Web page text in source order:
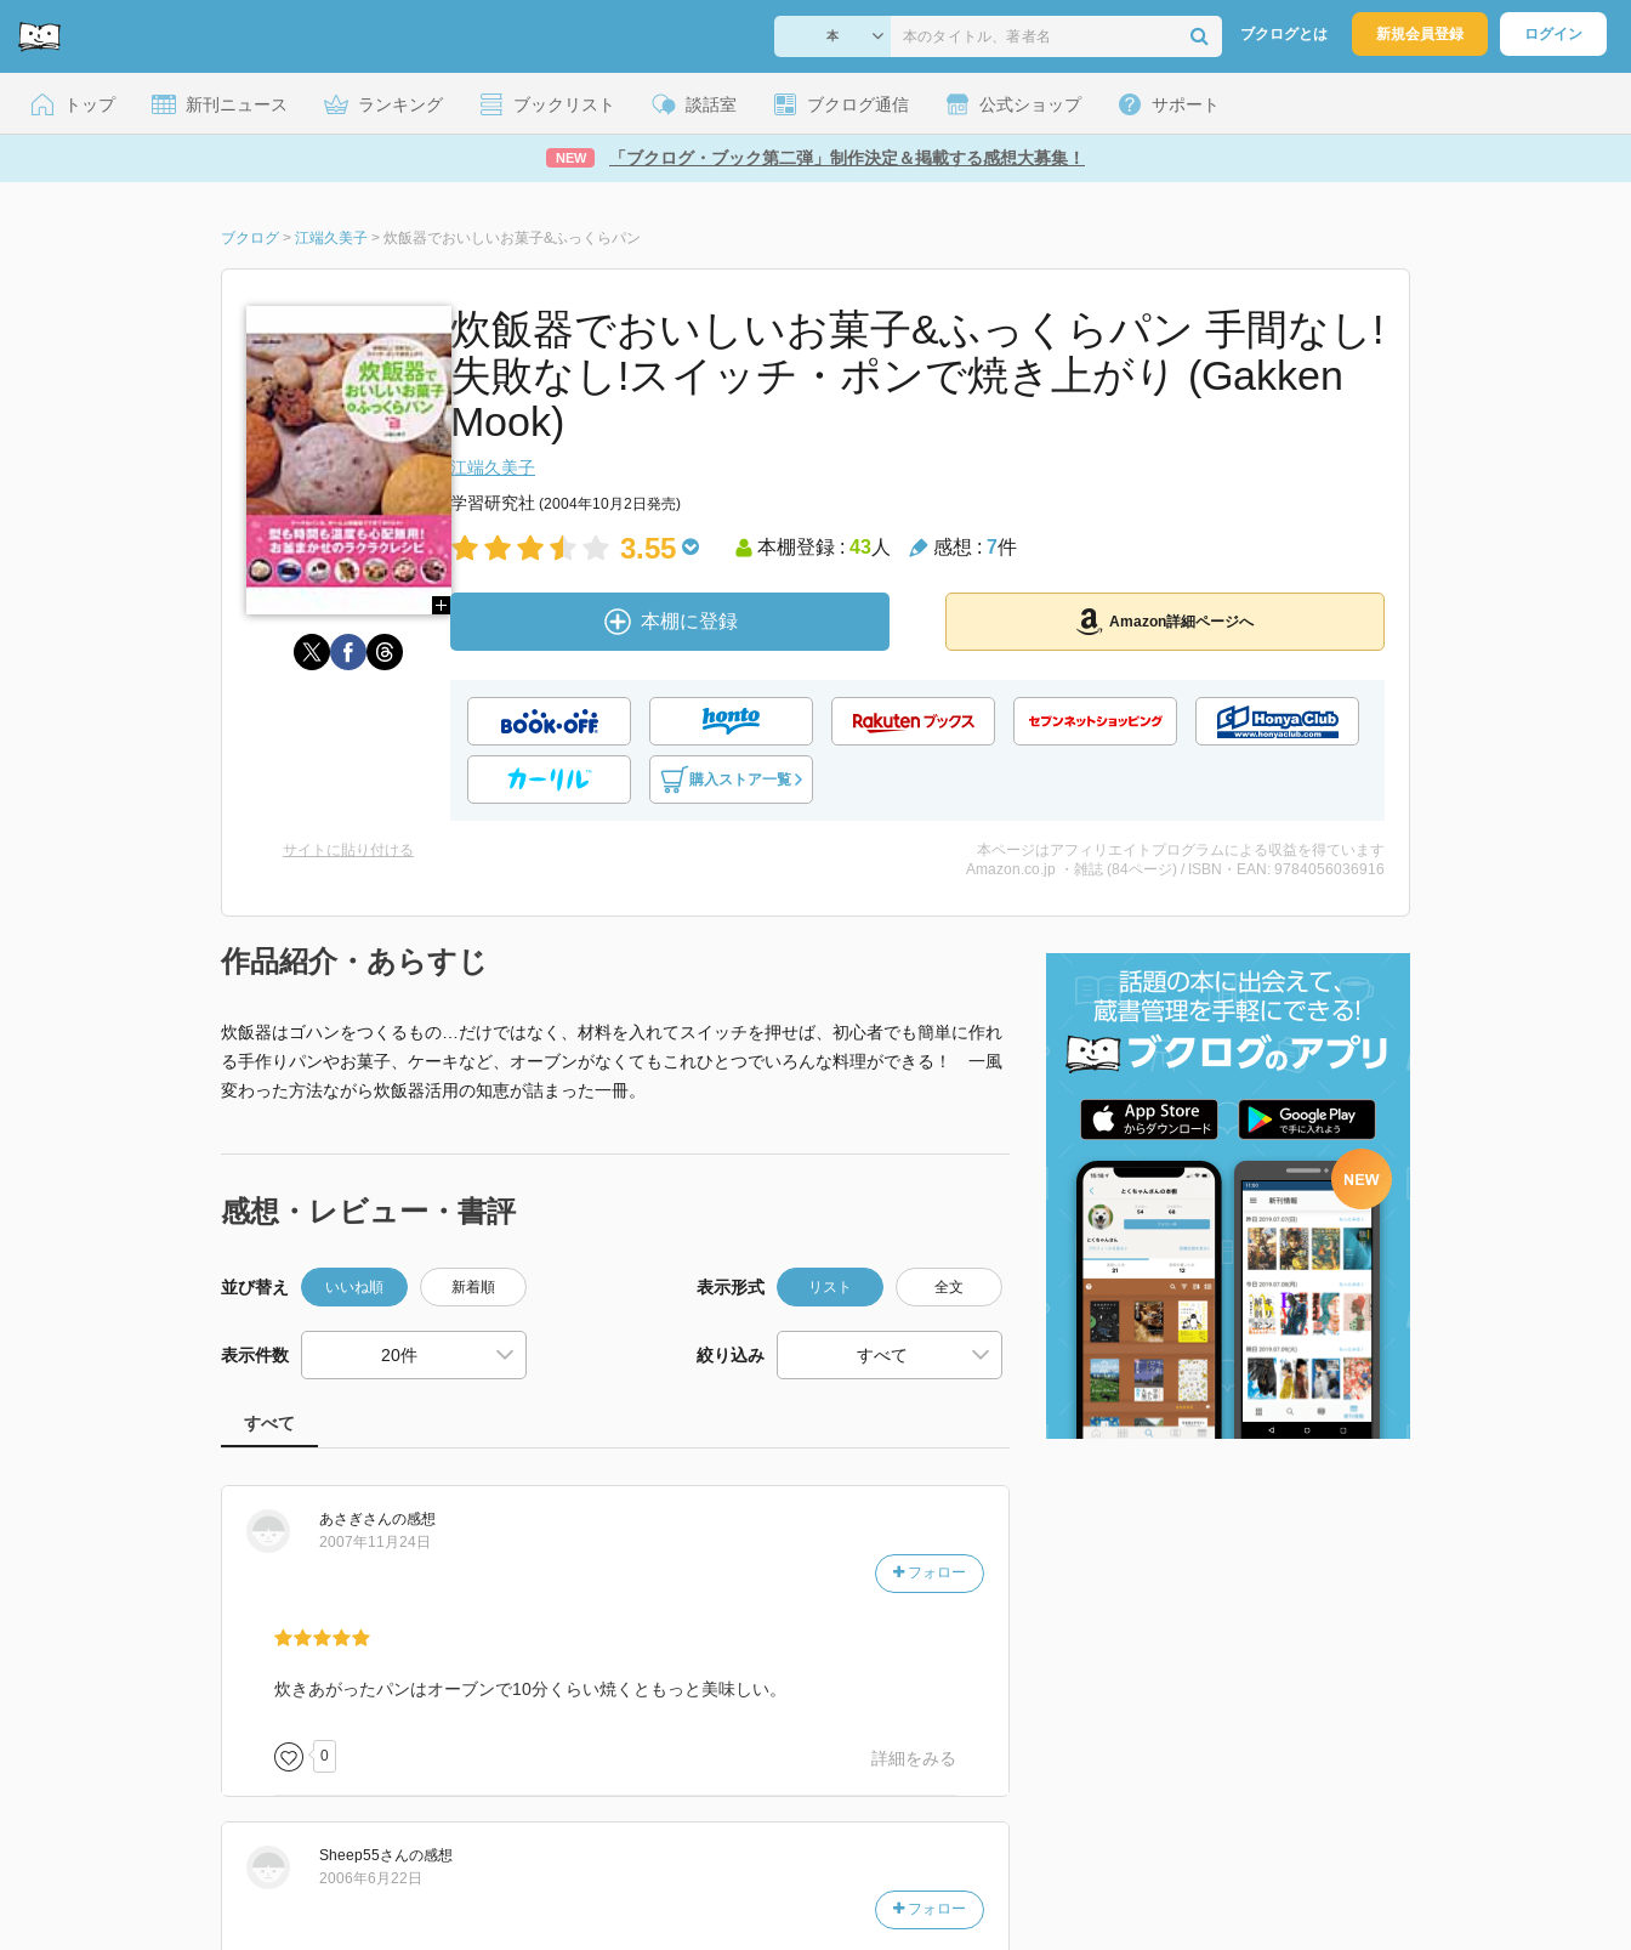
ブクログとは 新規会員登録 ログイン
トップ 新刊ニュース ランキング ブックリスト 談話室 ブクログ通信 公式ショップ サポート
NEW 「ブクログ・ブック第二弾」制作決定＆掲載する感想大募集！
ブクログ > 江端久美子 > 炊飯器でおいしいお菓子&ふっくらパン
炊飯器でおいしいお菓子&ふっくらパン 手間なし!
失敗なし!スイッチ・ポンで焼き上がり (Gakken
Mook)
江端久美子
学習研究社 (2004年10月2日発売)
3.55 本棚登録 : 43人 感想 : 7件
本棚に登録 Amazon詳細ページへ
購入ストア一覧
サイトに貼り付ける
本ページはアフィリエイトプログラムによる収益を得ています
Amazon.co.jp ・雑誌 (84ページ) / ISBN・EAN: 9784056036916
作品紹介・あらすじ
炊飯器はゴハンをつくるもの…だけではなく、材料を入れてスイッチを押せば、初心者でも簡単に作れ
る手作りパンやお菓子、ケーキなど、オーブンがなくてもこれひとつでいろんな料理ができる！ 一風
変わった方法ながら炊飯器活用の知恵が詰まった一冊。
感想・レビュー・書評
並び替え いいね順 新着順 表示形式 リスト 全文
表示件数 絞り込み
すべて
あさぎさんの感想
フォロー
2007年11月24日
炊きあがったパンはオーブンで10分くらい焼くともっと美味しい。
0 詳細をみる
Sheep55さんの感想
フォロー
2006年6月22日